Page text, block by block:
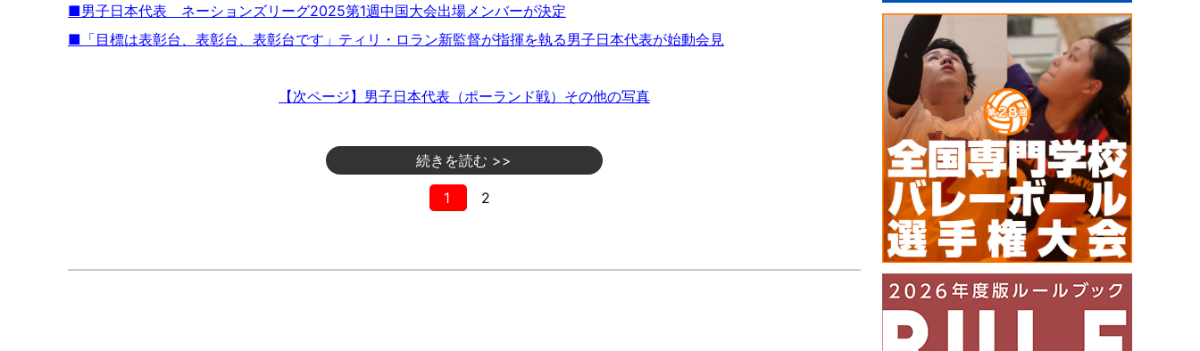
■男子日本代表 ネーションズリーグ2025第1週中国大会出場メンバーが決定
■「目標は表彰台、表彰台、表彰台です」ティリ・ロラン新監督が指揮を執る男子日本代表が始動会見
【次ページ】男子日本代表（ポーランド戦）その他の写真
続きを読む >>
1 2